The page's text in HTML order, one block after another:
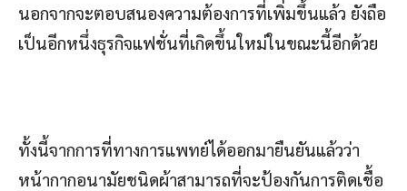
นอกจากจะตอบสนองความต้องการที่เพิ่มขึ้นแล้ว ยังถือ
เป็นอีกหนึ่งธุรกิจแฟชั่นที่เกิดขึ้นใหม่ในขณะนี้อีกด้วย
ทั้งนี้จากการที่ทางการแพทย์ได้ออกมายืนยันแล้วว่า
หน้ากากอนามัยชนิดผ้าสามารถที่จะป้องกันการติดเชื้อ